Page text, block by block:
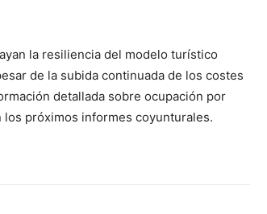
la resiliencia del modelo turístico
de la subida continuada de los costes
detallada sobre ocupación por
próximos informes coyunturales.